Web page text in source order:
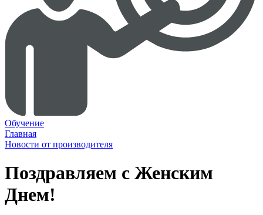
Обучение
Главная
Новости от производителя
Поздравляем с Женским
Днем!